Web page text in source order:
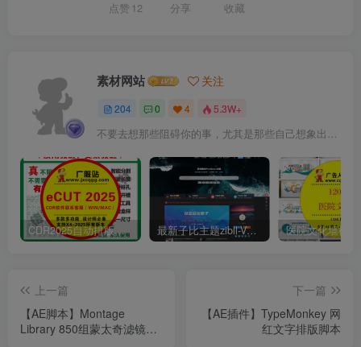
点赞 12 分享 收藏
素材网站 关注
204 0 4 5.3W+
不要去想那些阻碍你的事，尤其是那些自己想象出来的事
CDR2025自动排版软件排孔插件ecut省料LED冲孔字解决提示升级问题 最新子比主题zibll-V7.9.2 开心版源码 | WordPress主题源码
上一篇
【AE脚本】Montage
Library 850组蒙太奇滤镜特
下一篇
【AE插件】TypeMonkey 网
红文字排版脚本